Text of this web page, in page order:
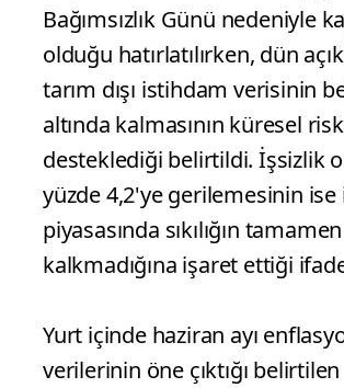
Bağımsızlık Günü nedeniyle
olduğu hatırlatılırken, dün
tarım dışı istihdam verisinin
altında kalmasının küresel risk
desteklediği belirtildi. İşsizlik
yüzde 4,2'ye gerilemesinin ise
piyasasında sıkılığın
kalkmadığına işaret ettiği
Yurt içinde haziran ayı
verilerinin öne çıktığı belirtilen